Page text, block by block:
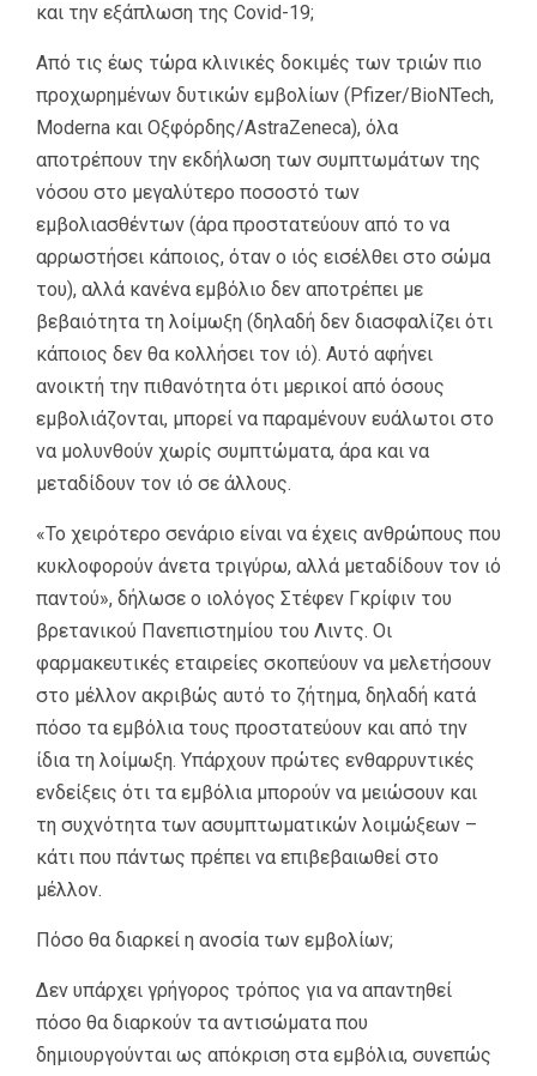
και την εξάπλωση της Covid-19;
Από τις έως τώρα κλινικές δοκιμές των τριών πιο
προχωρημένων δυτικών εμβολίων (Pfizer/BioNTech,
Moderna και Οξφόρδης/AstraZeneca), όλα
αποτρέπουν την εκδήλωση των συμπτωμάτων της
νόσου στο μεγαλύτερο ποσοστό των
εμβολιασθέντων (άρα προστατεύουν από το να
αρρωστήσει κάποιος, όταν ο ιός εισέλθει στο σώμα
του), αλλά κανένα εμβόλιο δεν αποτρέπει με
βεβαιότητα τη λοίμωξη (δηλαδή δεν διασφαλίζει ότι
κάποιος δεν θα κολλήσει τον ιό). Αυτό αφήνει
ανοικτή την πιθανότητα ότι μερικοί από όσους
εμβολιάζονται, μπορεί να παραμένουν ευάλωτοι στο
να μολυνθούν χωρίς συμπτώματα, άρα και να
μεταδίδουν τον ιό σε άλλους.
«Το χειρότερο σενάριο είναι να έχεις ανθρώπους που
κυκλοφορούν άνετα τριγύρω, αλλά μεταδίδουν τον ιό
παντού», δήλωσε ο ιολόγος Στέφεν Γκρίφιν του
βρετανικού Πανεπιστημίου του Λιντς. Οι
φαρμακευτικές εταιρείες σκοπεύουν να μελετήσουν
στο μέλλον ακριβώς αυτό το ζήτημα, δηλαδή κατά
πόσο τα εμβόλια τους προστατεύουν και από την
ίδια τη λοίμωξη. Υπάρχουν πρώτες ενθαρρυντικές
ενδείξεις ότι τα εμβόλια μπορούν να μειώσουν και
τη συχνότητα των ασυμπτωματικών λοιμώξεων –
κάτι που πάντως πρέπει να επιβεβαιωθεί στο
μέλλον.
Πόσο θα διαρκεί η ανοσία των εμβολίων;
Δεν υπάρχει γρήγορος τρόπος για να απαντηθεί
πόσο θα διαρκούν τα αντισώματα που
δημιουργούνται ως απόκριση στα εμβόλια, συνεπώς